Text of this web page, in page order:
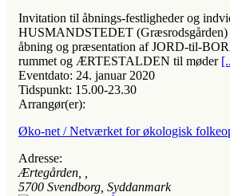
Invitation til åbnings-festligheder og
HUSMANDSTEDET (Græsrodsgården)
åbning og præsentation af JORD-til-
rummet og ÆRTESTALDEN til møder
Eventdato: 24. januar 2020
Tidspunkt: 15.00-23.30
Arrangør(er):
Øko-net / Netværket for økologisk
Adresse:
Ærtegården
5700 Svendborg, Syddanmark